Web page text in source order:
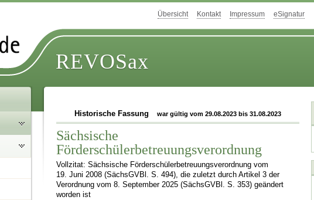
Übersicht Kontakt Impressum eSignatur
REVOSax
Historische Fassung war gültig vom 29.08.2023 bis 31.08.2023
Sächsische
Förderschülerbetreuungsverordnung
Vollzitat: Sächsische Förderschülerbetreuungsverordnung vom
19. Juni 2008 (SächsGVBl. S. 494), die zuletzt durch Artikel 3 der
Verordnung vom 8. September 2025 (SächsGVBl. S. 353) geändert
worden ist